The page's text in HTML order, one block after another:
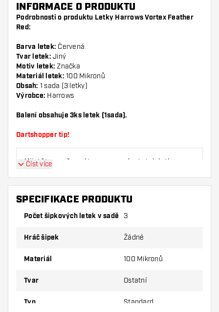
INFORMACE O PRODUKTU
Podrobnosti o produktu Letky Harrows Vortex Feather
Red:
Barva letek: Červená
Tvar letek: Jiný
Motiv letek: Značka
Materiál letek: 100 Mikronů
Obsah: 1 sada (3 letky)
Výrobce: Harrows
Balení obsahuje 3ks letek (1sada).
Dartshopper tip!
Ujistěte se, že máte po ruce dostatek letky a
nebo zlomit.
Vyzkoušejte jiný tvar, materiál nebo tloušťku
vyhovuje nejlépe!
Číst více
SPECIFIKACE PRODUKTU
Počet šipkových letek v sadě 3
Hráč šipek Žádné
Materiál 100 Mikronů
Tvar Ostatní
Typ Standard